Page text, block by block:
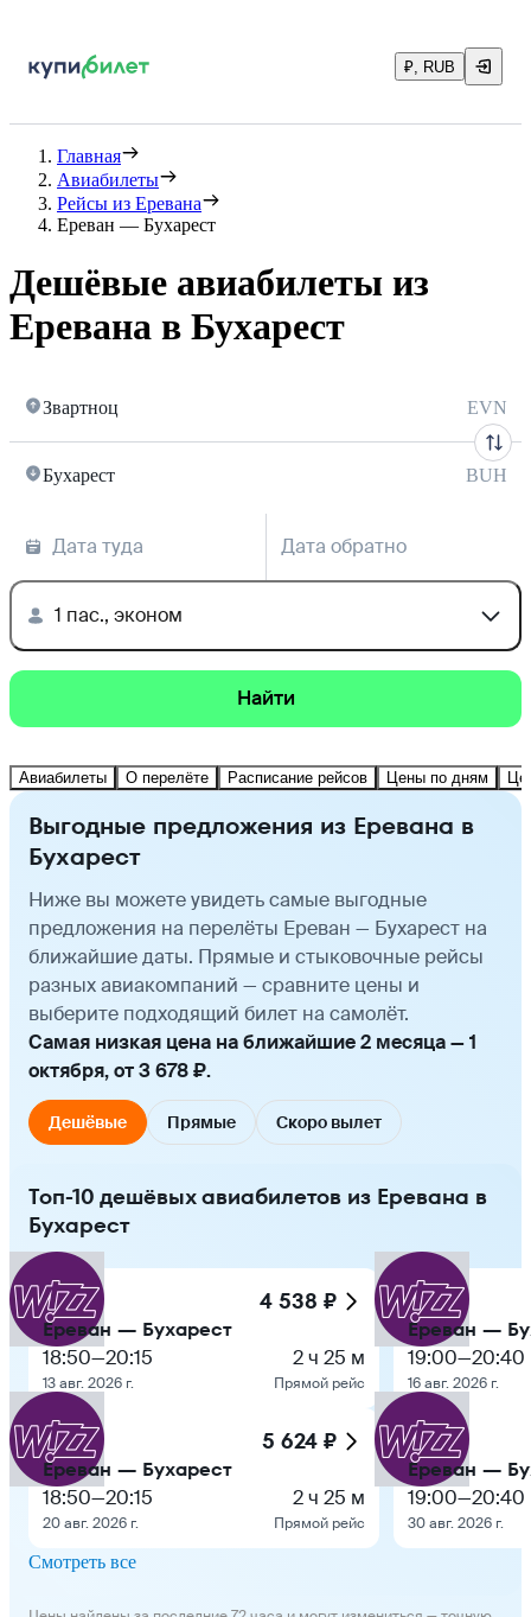
₽, RUB
Главная
Авиабилеты
Рейсы из Еревана
Ереван — Бухарест
Дешёвые авиабилеты из
Еревана в Бухарест
Звартноц EVN
Бухарест BUH
Дата туда Дата обратно
1 пас., эконом
Найти
Авиабилеты О перелёте Расписание рейсов Цены по дням
Выгодные предложения из Еревана в
Бухарест
Ниже вы можете увидеть самые выгодные
предложения на перелёты Ереван — Бухарест на
ближайшие даты. Прямые и стыковочные рейсы
разных авиакомпаний — сравните цены и
выберите подходящий билет на самолёт.
Самая низкая цена на ближайшие 2 месяца — 1
октября, от 3 678 ₽.
Дешёвые Прямые Скоро вылет
Топ-10 дешёвых авиабилетов из Еревана в
Бухарест
4 538 ₽
Ереван — Бухарест
18:50—20:15
13 авг. 2026 г.
2 ч 25 м
Прямой рейс
5 624 ₽
Ереван — Бухарест
18:50—20:15
20 авг. 2026 г.
2 ч 25 м
Прямой рейс
Ереван —
19:00—20:40
16 авг. 2026 г.
Ереван —
19:00—20:40
30 авг. 2026 г.
Смотреть все